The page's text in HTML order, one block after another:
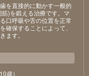
を直接的に動かす一般的
)を鍛える治療です。マ
口呼吸や舌の位置を正常
確保することによって、
ます。
歳）